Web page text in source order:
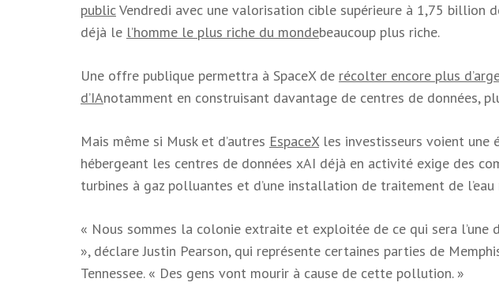
publicVendredi avec une valorisation cible supérieure à 1,75 billion
déjà le l’homme le plus riche du mondebeaucoup plus riche.
Une offre publique permettra à SpaceX de récolter encore plus
d’IAnotamment en construisant davantage de centres de données,
Mais même si Musk et d’autres EspaceXles investisseurs voient une
hébergeant les centres de données xAI déjà en activité exige des
turbines à gaz polluantes et d’une installation de traitement de
« Nous sommes la colonie extraite et exploitée de ce qui sera
», déclare Justin Pearson, qui représente certaines parties de
Tennessee. « Des gens vont mourir à cause de cette pollution. »